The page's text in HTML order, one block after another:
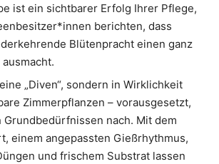
ist ein sichtbarer Erfolg Ihrer Pflege,
berichten, dass
Blütenpracht einen ganz
„Diven“, sondern in Wirklichkeit
Zimmerpflanzen – vorausgesetzt,
Grundbedürfnissen nach. Mit dem
einem angepassten Gießrhythmus,
und frischem Substrat lassen